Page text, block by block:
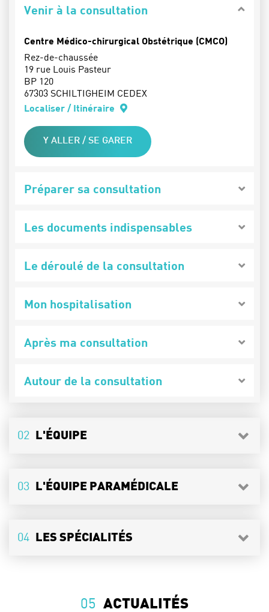
Venir à la consultation
Centre Médico-chirurgical Obstétrique (CMCO)
Rez-de-chaussée
19 rue Louis Pasteur
BP 120
67303 SCHILTIGHEIM CEDEX
Localiser / Itinéraire
Y ALLER / SE GARER
Préparer sa consultation
Les documents indispensables
Le déroulé de la consultation
Mon hospitalisation
Après ma consultation
Autour de la consultation
02 L'ÉQUIPE
03 L'ÉQUIPE PARAMÉDICALE
04 LES SPÉCIALITÉS
05 ACTUALITÉS